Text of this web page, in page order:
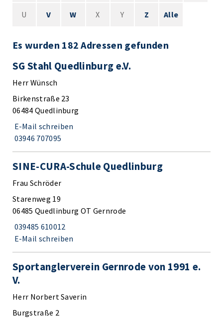
U V W X Y Z Alle
Es wurden 182 Adressen gefunden
SG Stahl Quedlinburg e.V.
Herr Wünsch
Birkenstraße 23
06484 Quedlinburg
E-Mail schreiben
03946 707095
SINE-CURA-Schule Quedlinburg
Frau Schröder
Starenweg 19
06485 Quedlinburg OT Gernrode
039485 610012
E-Mail schreiben
Sportanglerverein Gernrode von 1991 e.
V.
Herr Norbert Saverin
Burgstraße 2